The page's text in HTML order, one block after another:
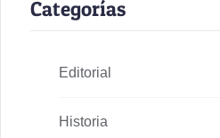
Categorías
Editorial
Historia